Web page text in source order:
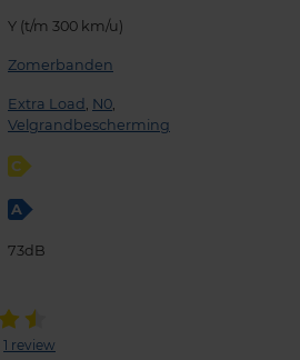
Y (t/m 300 km/u)
Zomerbanden
Extra Load N0
Velgrandbescherming
C
A
73dB
1 review